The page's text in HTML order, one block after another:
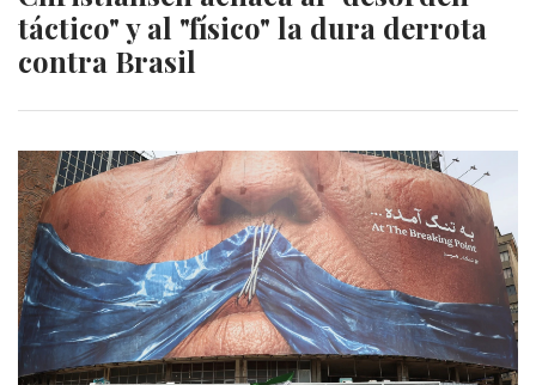
táctico" y al "físico" la dura derrota
contra Brasil